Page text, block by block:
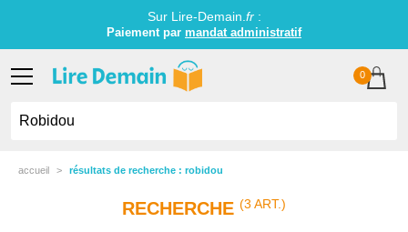
Sur Lire-Demain. fr:
Paiement par mandat administratif
0
accueil résultats de recherche : robidou
RECHERCHE (3 ART.)